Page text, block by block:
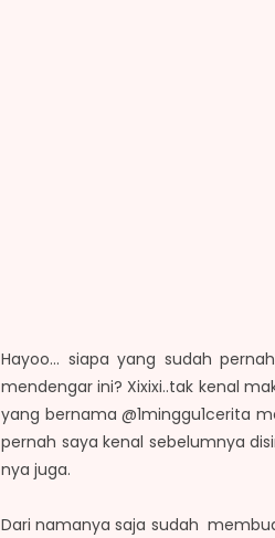
Hayoo... siapa yang sudah
mendengar ini? Xixixi..tak kenal
yang bernama @1minggu1cerita
pernah saya kenal sebelumnya
nya juga.
Dari namanya saja sudah